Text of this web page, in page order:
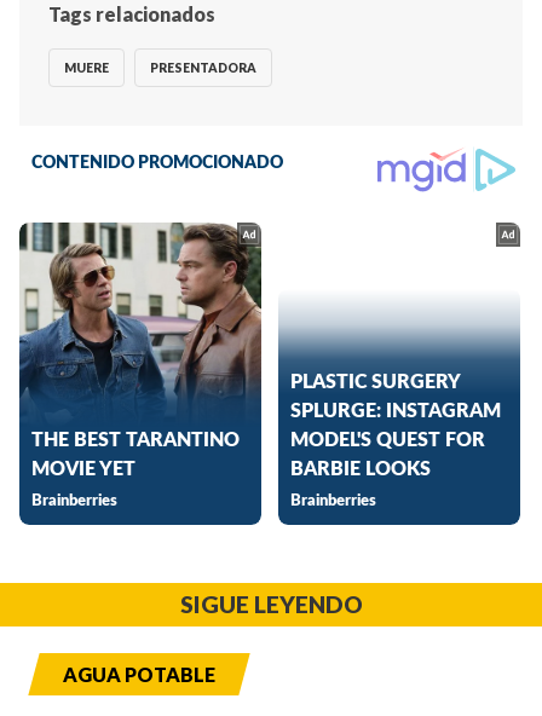
Tags relacionados
MUERE PRESENTADORA
SIGUE LEYENDO
AGUA POTABLE